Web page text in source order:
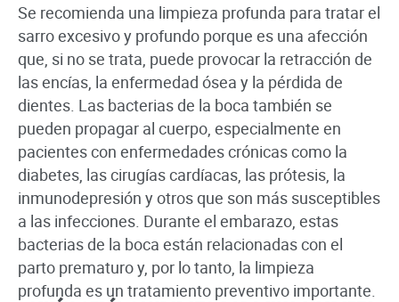
Se recomienda una limpieza profunda para tratar el
sarro excesivo y profundo porque es una afección
que, si no se trata, puede provocar la retracción de
las encías, la enfermedad ósea y la pérdida de
dientes. Las bacterias de la boca también se
pueden propagar al cuerpo, especialmente en
pacientes con enfermedades crónicas como la
diabetes, las cirugías cardíacas, las prótesis, la
inmunodepresión y otros que son más susceptibles
a las infecciones. Durante el embarazo, estas
bacterias de la boca están relacionadas con el
parto prematuro y, por lo tanto, la limpieza
profunda es un tratamiento preventivo importante.